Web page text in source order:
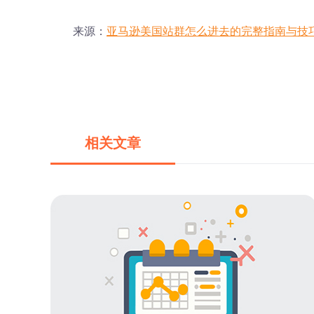
来源： 亚马逊美国站群怎么进去的完整指南与技
相关文章